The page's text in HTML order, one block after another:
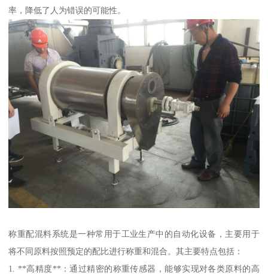
率，降低了人为错误的可能性。
称重配混料系统是一种常用于工业生产中的自动化设备，主要用于
将不同原料按照预定的配比进行称重和混合。其主要特点包括：
1. **高精度**：通过精密的称重传感器，能够实现对各类原料的高